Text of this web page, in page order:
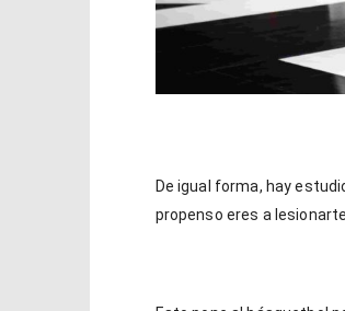
De igual forma, hay
propenso eres a lesionarte.